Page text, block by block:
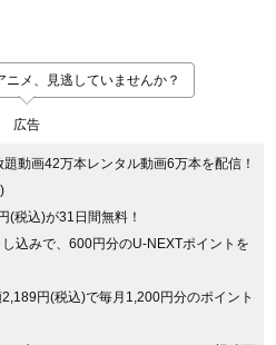
メ、見逃していませんか？
広告
題動画42万本レンタル動画6万本を配信！
(税込)が31日間無料！
し込みで、600円分のU-NEXTポイントを
2,189円(税込)で毎月1,200円分のポイント